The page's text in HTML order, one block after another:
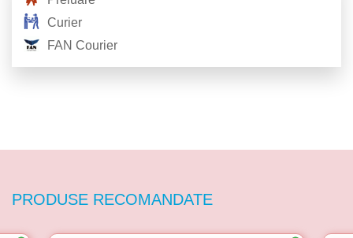
Curier
FAN Courier
PRODUSE RECOMANDATE